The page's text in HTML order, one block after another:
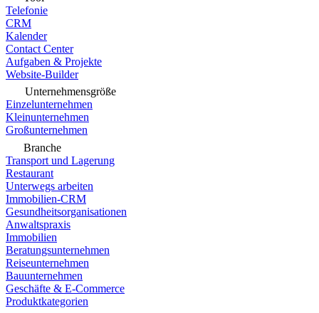
Telefonie
CRM
Kalender
Contact Center
Aufgaben & Projekte
Website-Builder
Unternehmensgröße
Einzelunternehmen
Kleinunternehmen
Großunternehmen
Branche
Transport und Lagerung
Restaurant
Unterwegs arbeiten
Immobilien-CRM
Gesundheitsorganisationen
Anwaltspraxis
Immobilien
Beratungsunternehmen
Reiseunternehmen
Bauunternehmen
Geschäfte & E-Commerce
Produktkategorien